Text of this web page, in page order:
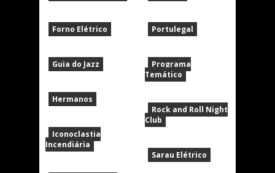
Forno Elétrico
Guia do Jazz
Hermanos
Iconoclastia
Incendiária
Portulegal
Programa
Temático
Rock and Roll Night
Club
Sarau Elétrico